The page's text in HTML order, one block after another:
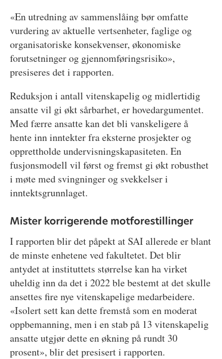
«En utredning av sammenslåing bør omfatte
vurdering av aktuelle vertsenheter, faglige og
organisatoriske konsekvenser, økonomiske
forutsetninger og gjennomføringsrisiko»,
presiseres det i rapporten.
Reduksjon i antall vitenskapelig og midlertidig
ansatte vil gi økt sårbarhet, er hovedargumentet.
Med færre ansatte kan det bli vanskeligere å
hente inn inntekter fra eksterne prosjekter og
opprettholde undervisningskapasiteten. En
fusjonsmodell vil først og fremst gi økt robusthet
i møte med svingninger og svekkelser i
inntektsgrunnlaget.
Mister korrigerende motforestillinger
I rapporten blir det påpekt at SAI allerede er blant
de minste enhetene ved fakultetet. Det blir
antydet at instituttets størrelse kan ha virket
uheldig inn da det i 2022 ble bestemt at det skulle
ansettes fire nye vitenskapelige medarbeidere.
«Isolert sett kan dette fremstå som en moderat
oppbemanning, men i en stab på 13 vitenskapelig
ansatte utgjør dette en økning på rundt 30
prosent», blir det presisert i rapporten.